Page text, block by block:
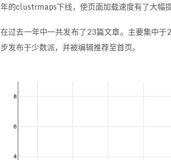
年的clustrmaps下线，使页面加载速度有了大幅提
在过去一年中一共发布了23篇文章。主要集中
步发布于少数派，并被编辑推荐至首页。